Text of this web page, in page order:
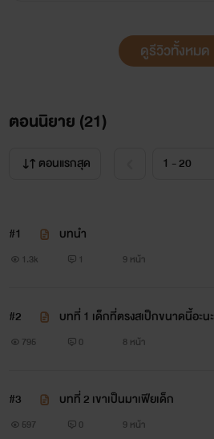
ดูรีวิวทั้งหมด
ตอนนิยาย (21)
ตอนแรกสุด
#1 บทนำ
1.3k 1 9 หน้า
#2 บทที่ 1 เด็กที่ตรงสเป็กขนาดนี้อะนะ
795 0 8 หน้า
#3 บทที่ 2 เขาเป็นมาเฟียเด็ก
597 0 9 หน้า